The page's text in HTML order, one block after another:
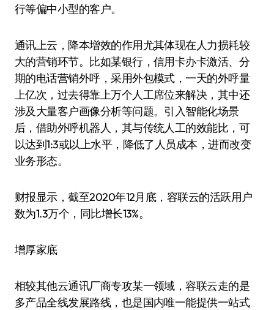
行等偏中小型的客户。
通讯上云，降本增效的作用尤其体现在人力损耗较
大的营销环节。比如某银行，信用卡办卡激活、分
期的电话营销外呼，采用外包模式，一天的外呼量
上亿次，过去得靠上万个人工席位来解决，其中还
涉及大量客户画像分析等问题。引入智能化场景
后，借助外呼机器人，其与传统人工的效能比，可
以达到1:3或以上水平，降低了人员成本，进而改变
业务形态。
财报显示，截至2020年12月底，容联云的活跃用户
数为1.3万个，同比增长13%。
增厚家底
相较其他云通讯厂商专攻某一领域，容联云走的是
多产品全线发展路线，也是国内唯一能提供一站式